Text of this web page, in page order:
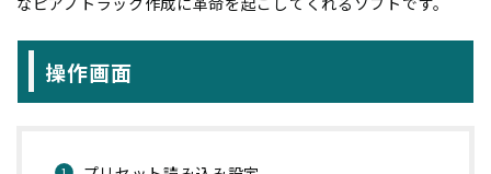
操作画面